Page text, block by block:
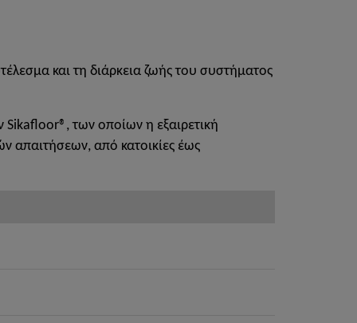
και τη διάρκεια ζωής του συστήματος
των οποίων η εξαιρετική
απαιτήσεων, από κατοικίες έως